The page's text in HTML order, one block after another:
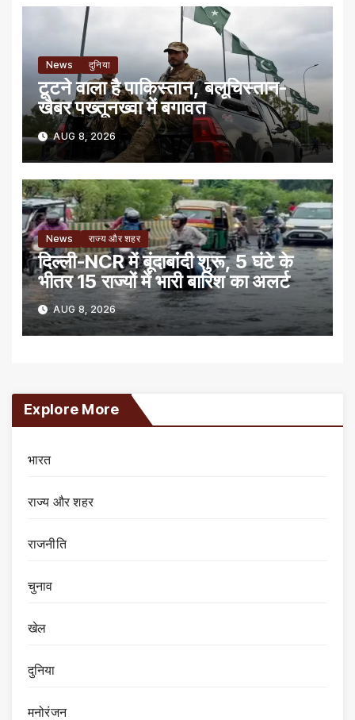
News दुनिया
टूटने वाला है पाकिस्तान, बलूचिस्तान-
खैबर पख्तूनख्वा में बगावत
AUG 8, 2026
News राज्य और शहर
दिल्ली-NCR में बूंदाबांदी शुरू, 5 घंटे के
भीतर 15 राज्यों में भारी बारिश का अलर्ट
AUG 8, 2026
Explore More
भारत
राज्य और शहर
राजनीति
चुनाव
खेल
दुनिया
मनोरंजन